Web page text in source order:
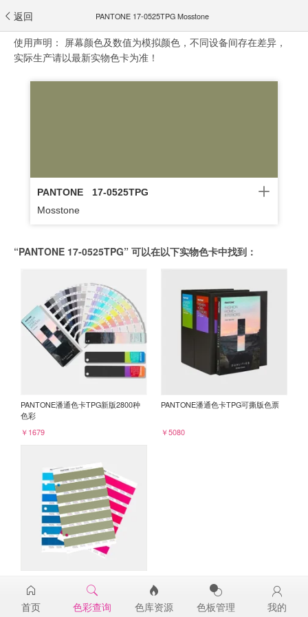
返回 PANTONE 17-0525TPG Mosstone
使用声明： 屏幕颜色及数值为模拟颜色，不同设备间存在差异，
实际生产请以最新实物色卡为准！
PANTONE
17-0525TPG
Mosstone
“PANTONE 17-0525TPG” 可以在以下实物色卡中找到：
PANTONE潘通色卡TPG新版2800种
色彩
￥1679
PANTONE潘通色卡TPG可撕版色票
￥5080
17-0525TPG
￥98
首页 色彩查询 色库资源 色板管理 我的